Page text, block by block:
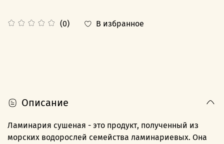
(0) В избранное
Описание
Ламинария сушеная - это продукт, полученный из
морских водорослей семейства ламинариевых. Она